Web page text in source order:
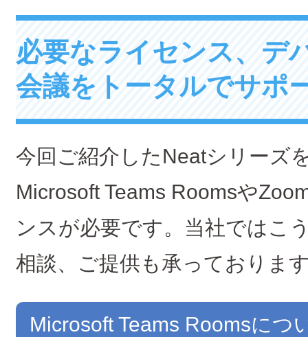
必要なライセンス、デ
会議をトータルでサポ
今回ご紹介したNeatシリーズ
Microsoft Teams Roomsや
ンスが必要です。当社ではこ
相談、ご提供も承っておりま
Microsoft Teams Roomsにつ